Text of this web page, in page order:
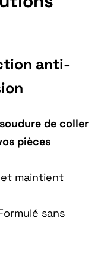
anti-
de coller
pièces
et maintient
sans